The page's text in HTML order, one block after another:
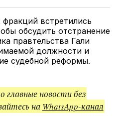
встретились
обсудить отстранение
правтельства Гали
должности и
судебной реформы.
новости без
на WhatsApp-канал